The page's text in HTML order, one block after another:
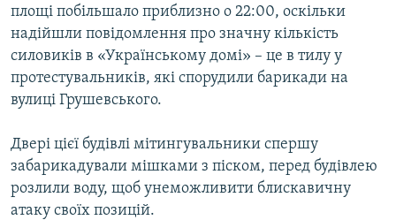
площі побільшало приблизно о 22:00, оскільки
надійшли повідомлення про значну кількість
силовиків в «Українському домі» – це в тилу у
протестувальників, які спорудили барикади на
вулиці Грушевського.
Двері цієї будівлі мітингувальники спершу
забарикадували мішками з піском, перед будівлею
розлили воду, щоб унеможливити блискавичну
атаку своїх позицій.